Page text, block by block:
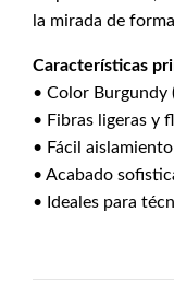
la mirada de
Características
• Color Burgundy
• Fibras ligeras y
• Fácil
• Acabado
• Ideales para